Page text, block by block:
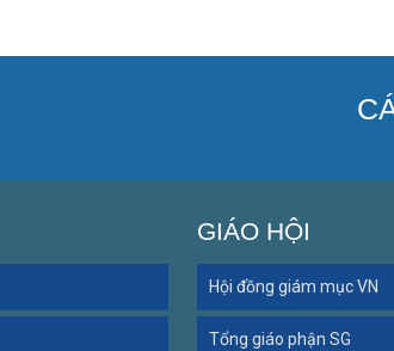
GIÁO HỘI
Hội đồng giám mục VN
Tổng giáo phận SG